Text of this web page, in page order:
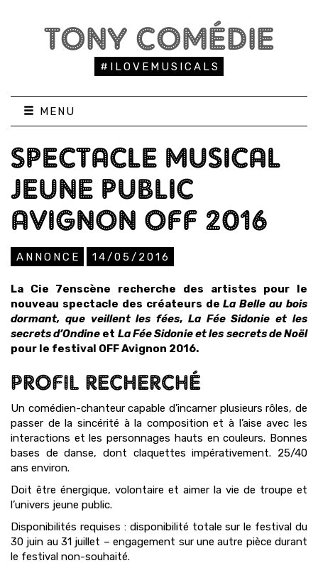
TONY COMÉDIE
#ILOVEMUSICALS
MENU
SPECTACLE MUSICAL
JEUNE PUBLIC
AVIGNON OFF 2016
ANNONCE 14/05/2016
La Cie 7enscène recherche des artistes pour le
nouveau spectacle des créateurs deLa Belle au bois
dormant, que veillent les fées, La Fée Sidonie et les
secrets d’Ondine et La Fée Sidonie et les secrets de Noël
pour le festival OFF Avignon 2016.
PROFIL RECHERCHÉ
Un comédien-chanteur capable d’incarner plusieurs rôles, de
passer de la sincérité à la composition et à l’aise avec les
interactions et les personnages hauts en couleurs. Bonnes
bases de danse, dont claquettes impérativement. 25/40
ans environ.
Doit être énergique, volontaire et aimer la vie de troupe et
l’univers jeune public.
Disponibilités requises : disponibilité totale sur le festival du
30 juin au 31 juillet – engagement sur une autre pièce durant
le festival non-souhaité.